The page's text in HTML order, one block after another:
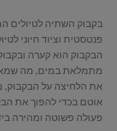
פנטסטית וציוד חיוני
הבקבוק הוא קערה
מתמלאת במים, מה
את הלחיצה על הבקבוק,
אוטם בכדי להפוך את
פעולה פשוטה ומהירה